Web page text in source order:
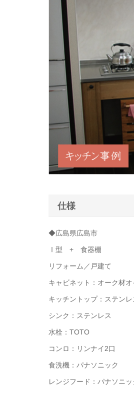
仕様
◆広島県広島市
Ⅰ型 + 食器棚
リフォーム／戸建て
キャビネット：オーク材
キッチントップ：ステン
シンク：ステンレス
水栓：TOTO
コンロ：リンナイ2口
食洗機：パナソニック
レンジフード：パナソニ